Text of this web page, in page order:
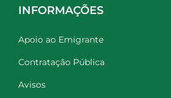
INFORMAÇÕES
Apoio ao Emigrante
Contratação Pública
Avisos